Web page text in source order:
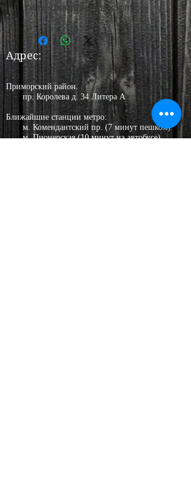
типа крепления в корпусе).
Адрес:
Приморский район.
пр. Королева д. 34 Литера А
Ближайшие станции метро:
м. Комендантский пр. (7 минут пешком)
м. Пионерская (10 минут на автобусе)